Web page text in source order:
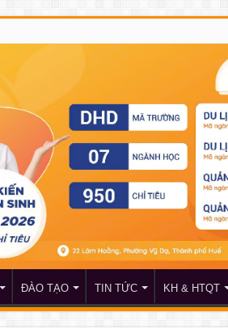
ĐÀO TẠO TIN TỨC KH & HTQT